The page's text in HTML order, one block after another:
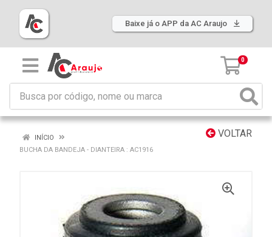
Baixe já o APP da AC Araujo
0
VOLTAR
INÍCIO
BUCHA DA BANDEJA - DIANTEIRA : AC1916